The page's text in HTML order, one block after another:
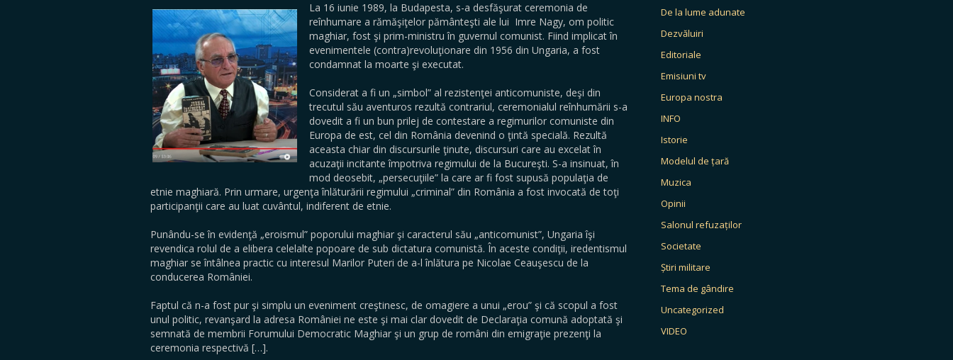
La 16 iunie 1989, la Budapesta, s-a desfăşurat ceremonia de
reînhumare a rămăşiţelor pământeşti ale lui Imre Nagy, om politic
maghiar, fost şi prim-ministru în guvernul comunist. Fiind implicat în
evenimentele (contra)revoluţionare din 1956 din Ungaria, a fost
condamnat la moarte şi executat.
Considerat a fi un „simbol” al rezistenţei anticomuniste, deşi din
trecutul său aventuros rezultă contrariul, ceremonialul reînhumării s-a
dovedit a fi un bun prilej de contestare a regimurilor comuniste din
Europa de est, cel din România devenind o ţintă specială. Rezultă
aceasta chiar din discursurile ţinute, discursuri care au excelat în
acuzaţii incitante împotriva regimului de la Bucureşti. S-a insinuat, în
mod deosebit, „persecuţiile” la care ar fi fost supusă populaţia de
etnie maghiară. Prin urmare, urgenţa înlăturării regimului „criminal” din România a fost invocată de toţi
participanţii care au luat cuvântul, indiferent de etnie.
Punându-se în evidenţă „eroismul” poporului maghiar şi caracterul său „anticomunist”, Ungaria îşi
revendica rolul de a elibera celelalte popoare de sub dictatura comunistă. În aceste condiţii, iredentismul
maghiar se întâlnea practic cu interesul Marilor Puteri de a-l înlătura pe Nicolae Ceauşescu de la
conducerea României.
Faptul că n-a fost pur şi simplu un eveniment creştinesc, de omagiere a unui „erou” şi că scopul a fost
unul politic, revanşard la adresa României ne este şi mai clar dovedit de Declaraţia comună adoptată şi
semnată de membrii Forumului Democratic Maghiar şi un grup de români din emigraţie prezenţi la
ceremonia respectivă […].
De la lume adunate
Dezvăluiri
Editoriale
Emisiuni tv
Europa nostra
INFO
Istorie
Modelul de țară
Muzica
Opinii
Salonul refuzaților
Societate
Știri militare
Tema de gândire
Uncategorized
VIDEO